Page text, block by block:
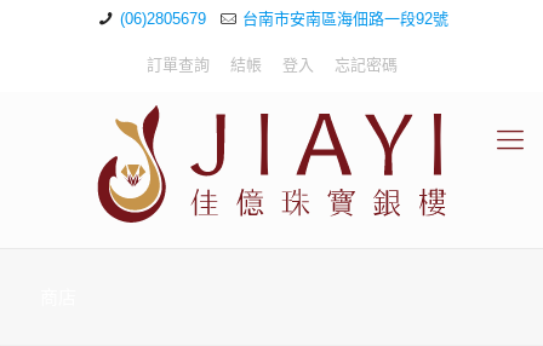
(06)2805679 台南市安南區海佃路一段92號
訂單查詢 結帳 登入 忘記密碼